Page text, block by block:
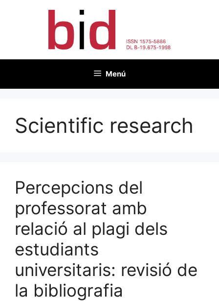
Menú
Scientific research
Percepcions del
professorat amb
relació al plagi dels
estudiants
universitaris: revisió de
la bibliografia